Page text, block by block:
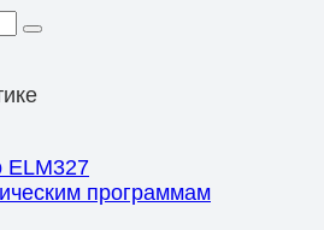
ELM327
программам